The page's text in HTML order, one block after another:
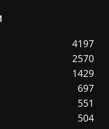
4197
2570
1429
697
551
504